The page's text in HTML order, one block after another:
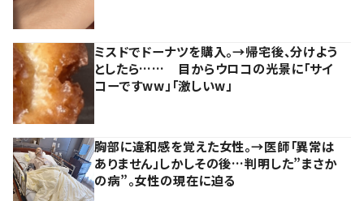
ミスドでドーナツを購入。→帰宅後、分けよう
としたら…… 目からウロコの光景に「サイ
コーですww」「激しいw」
胸部に違和感を覚えた女性。→医師「異常は
ありません」しかしその後…判明した”まさか
の病”。女性の現在に迫る